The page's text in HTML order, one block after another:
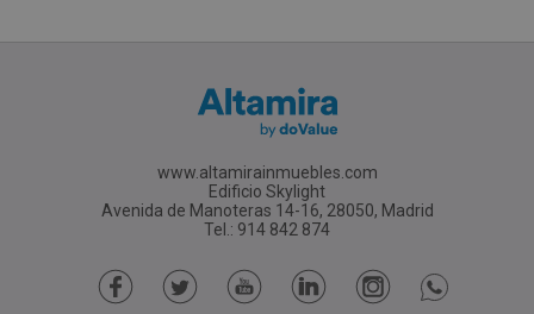
www.altamirainmuebles.com
Edificio Skylight
Avenida de Manoteras 14-16, 28050, Madrid
Tel.: 914 842 874